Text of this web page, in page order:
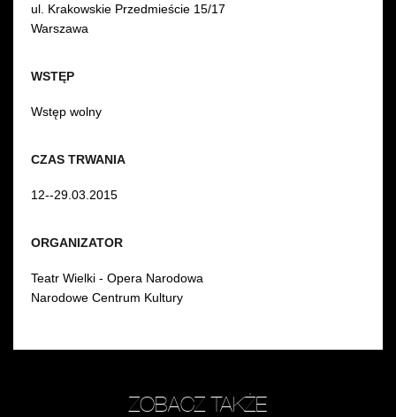
ORGANIZATOR
Teatr Wielki - Opera Narodowa
Narodowe Centrum Kultury
CZAS TRWANIA
12--29.03.2015
WSTĘP
Wstęp wolny
ul. Krakowskie Przedmieście 15/17
Warszawa
ZOBACZ TAKŻE